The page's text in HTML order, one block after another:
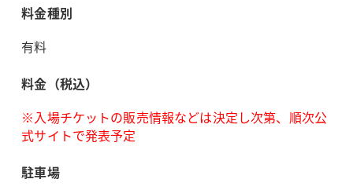
料金種別
有料
料金（税込）
※入場チケットの販売情報などは決定し次第、順次公
式サイトで発表予定
駐車場